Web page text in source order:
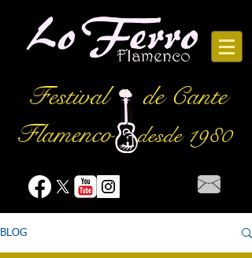
Festival
de Cante
Flamencodesde 1980
BLOG